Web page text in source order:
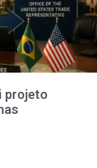
projeto